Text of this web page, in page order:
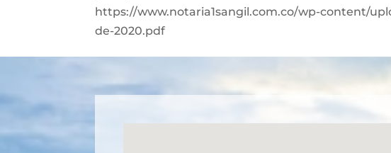
https://www.notaria1sangil.com.co/wp-content/
de-2020.pdf